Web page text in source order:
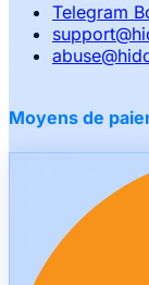
Telegram
support@
abuse@
Moyens de